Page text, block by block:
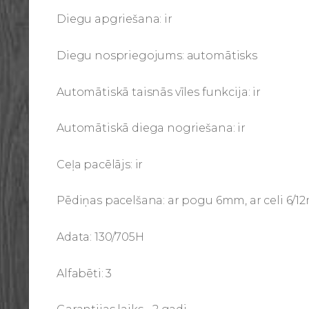
Diegu apgriešana: ir
Diegu nospriegojums: automātisks
Automātiskā taisnās vīles funkcija: ir
Automātiskā diega nogriešana: ir
Ceļa pacēlājs: ir
Pēdiņas pacelšana: ar pogu 6mm, ar celi 6/
Adata: 130/705H
Alfabēti: 3